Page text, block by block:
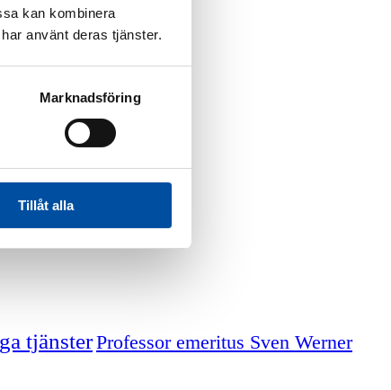
kan kombinera
använt deras tjänster.
Marknadsföring
Tillåt alla
tjänsterProfessor emeritus Sven Werner